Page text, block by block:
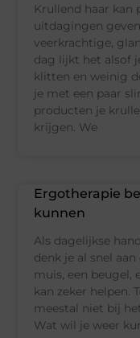
Krullend haar kan
uitdagingen
veerkrachtige,
dag lijkt het alsof
klitten en weinig
je met een paar
producten je
krijgen. We
Ergotherapie
kunnen
Als dagelijkse
denk je al snel
muis, een beugel,
kan zeker helpen.
meestal niet bij
Wat wil je weer